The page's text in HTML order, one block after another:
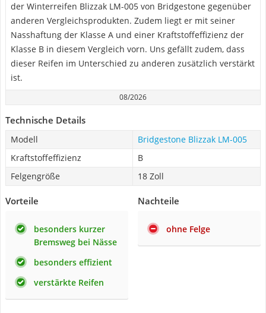
der Winterreifen Blizzak LM-005 von Bridgestone gegenüber
anderen Vergleichsprodukten. Zudem liegt er mit seiner
Nasshaftung der Klasse A und einer Kraftstoffeffizienz der
Klasse B in diesem Vergleich vorn. Uns gefällt zudem, dass
dieser Reifen im Unterschied zu anderen zusätzlich verstärkt
ist.
08/2026
Technische Details
Modell
Bridgestone Blizzak LM-005
Kraftstoffeffizienz
B
Felgengröße
18 Zoll
Vorteile
besonders kurzer
Bremsweg bei Nässe
besonders effizient
verstärkte Reifen
Nachteile
ohne Felge